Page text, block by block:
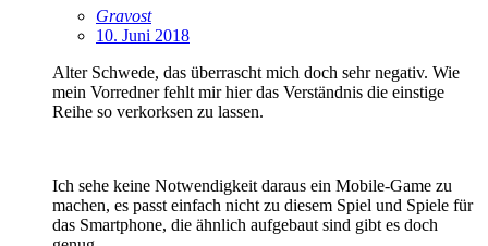
Gravost
10. Juni 2018
Alter Schwede, das überrascht mich doch sehr negativ. Wie
mein Vorredner fehlt mir hier das Verständnis die einstige
Reihe so verkorksen zu lassen.
Ich sehe keine Notwendigkeit daraus ein Mobile-Game zu
machen, es passt einfach nicht zu diesem Spiel und Spiele für
das Smartphone, die ähnlich aufgebaut sind gibt es doch